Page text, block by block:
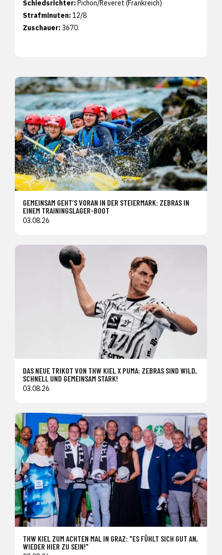
Schiedsrichter: Pichon/Reveret (Frankreich)
Strafminuten:12/8
Zuschauer: 3670.
GEMEINSAM GEHT’S VORAN IN DER STEIERMARK: ZEBRAS IN
EINEM TRAININGSLAGER-BOOT
03.08.26
DAS NEUE TRIKOT VON THW KIEL X PUMA: ZEBRAS SIND WILD,
SCHNELL UND GEMEINSAM STARK!
03.08.26
THW KIEL ZUM ACHTEN MAL IN GRAZ: "ES FÜHLT SICH GUT AN,
WIEDER HIER ZU SEIN!"